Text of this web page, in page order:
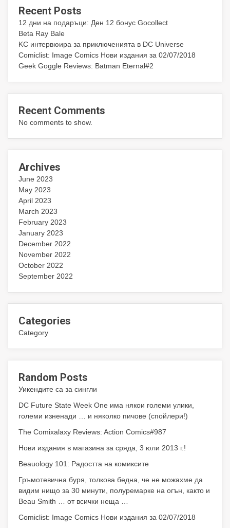
Recent Posts
12 дни на подаръци: Ден 12 бонус Gocollect
Beta Ray Bale
KC интервюира за приключенията в DC Universe
Comiclist: Image Comics Нови издания за 02/07/2018
Geek Goggle Reviews: Batman Eternal#2
Recent Comments
No comments to show.
Archives
June 2023
May 2023
April 2023
March 2023
February 2023
January 2023
December 2022
November 2022
October 2022
September 2022
Categories
Category
Random Posts
Уикендите са за сингли
DC Future State Week One има някои големи улики,
големи изненади … и няколко пичове (спойлери!)
The Comixalaxy Reviews: Action Comics#987
Нови издания в магазина за сряда, 3 юли 2013 г.!
Beauology 101: Радостта на комиксите
Гръмотевична буря, толкова бедна, че не можахме да
видим нищо за 30 минути, полуремарке на огън, както и
Beau Smith … от всички неща …
Comiclist: Image Comics Нови издания за 02/07/2018